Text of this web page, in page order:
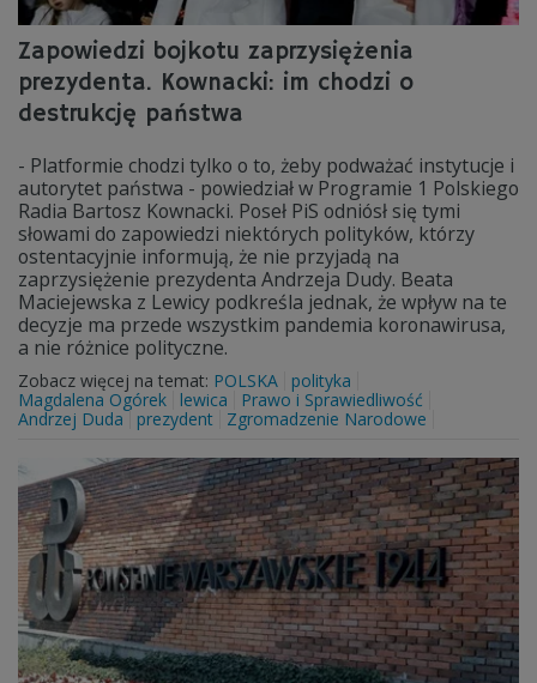
Zapowiedzi bojkotu zaprzysiężenia
prezydenta. Kownacki: im chodzi o
destrukcję państwa
- Platformie chodzi tylko o to, żeby podważać instytucje i
autorytet państwa - powiedział w Programie 1 Polskiego
Radia Bartosz Kownacki. Poseł PiS odniósł się tymi
słowami do zapowiedzi niektórych polityków, którzy
ostentacyjnie informują, że nie przyjadą na
zaprzysiężenie prezydenta Andrzeja Dudy. Beata
Maciejewska z Lewicy podkreśla jednak, że wpływ na te
decyzje ma przede wszystkim pandemia koronawirusa,
a nie różnice polityczne.
Zobacz więcej na temat: POLSKA
polityka
Magdalena Ogórek
lewica
Prawo i Sprawiedliwość
Andrzej Duda
prezydent Zgromadzenie Narodowe